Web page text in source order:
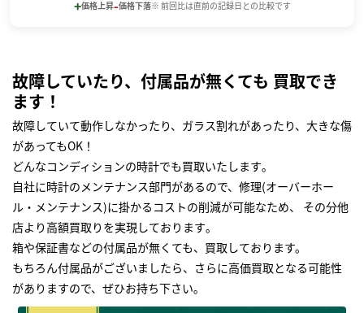
+価格上昇-価格下落※ 前回比は直前の記録日との比較です
故障していたり、付属品が無くても 買取でき
ます！
故障していて動作しなかったり、ガラス割れがあったり、大きな傷
があってもOK！
どんなコンディションの時計でも買取いたします｡
自社に時計のメンテナンス部門があるので、修理(オーバーホー
ル・メンテナンス)に掛かるコストの削減が可能なため、 その分他
店より高額買取りを実現しております｡
箱や保証書などの付属品が無くても、買取しております。
もちろん付属品がございましたら、さらに高価買取となる可能性
がありますので、ぜひお持ち下さい｡